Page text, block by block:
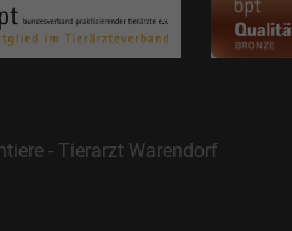
- Tierarzt Warendorf